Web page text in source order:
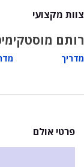
צוות מקצועי
רותם מוסטקי
מדריך
פרטי אולם